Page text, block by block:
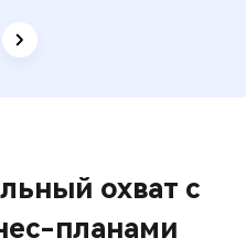
охват с
планами